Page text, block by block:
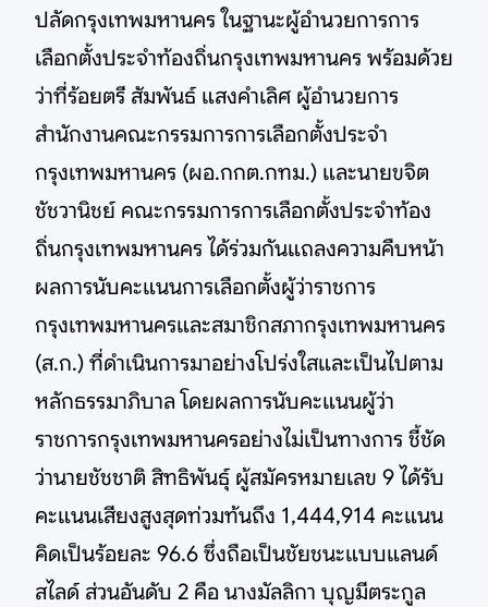
ปลัดกรุงเทพมหานคร ในฐานะผู้อำนวยการการ
เลือกตั้งประจำท้องถิ่นกรุงเทพมหานคร พร้อมด้วย
ว่าที่ร้อยตรี สัมพันธ์ แสงคำเลิศ ผู้อำนวยการ
สำนักงานคณะกรรมการการเลือกตั้งประจำ
กรุงเทพมหานคร (ผอ.กกต.กทม.) และนายขจิต
ชัชวานิชย์ คณะกรรมการการเลือกตั้งประจำท้อง
ถิ่นกรุงเทพมหานคร ได้ร่วมกันแถลงความคืบหน้า
ผลการนับคะแนนการเลือกตั้งผู้ว่าราชการ
กรุงเทพมหานครและสมาชิกสภากรุงเทพมหานคร
(ส.ก.) ที่ดำเนินการมาอย่างโปร่งใสและเป็นไปตาม
หลักธรรมาภิบาล โดยผลการนับคะแนนผู้ว่า
ราชการกรุงเทพมหานครอย่างไม่เป็นทางการ ชี้ชัด
ว่านายชัชชาติ สิทธิพันธุ์ ผู้สมัครหมายเลข 9 ได้รับ
คะแนนเสียงสูงสุดท่วมท้นถึง 1,444,914 คะแนน
คิดเป็นร้อยละ 96.6 ซึ่งถือเป็นชัยชนะแบบแลนด์
สไลด์ ส่วนอันดับ 2 คือ นางมัลลิกา บุญมีตระกูล